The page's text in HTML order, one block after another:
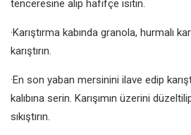
tenceresine alıp hafifçe ısıtın.
·Karıştırma kabında granola, hurmalı
karıştırın.
·En son yaban mersinini ilave edip
kalıbına serin. Karışımın üzerini
sıkıştırın.